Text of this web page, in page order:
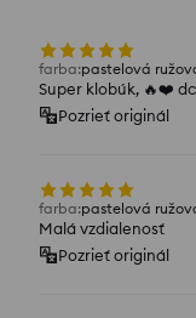
farba:pastelová
Super klobúk, 🔥❤️
Pozrieť originál
farba:pastelová
Malá vzdialenosť
Pozrieť originál